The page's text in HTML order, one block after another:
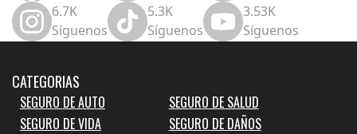
6.7K
Síguenos
5.3K
Síguenos
3.53K
Síguenos
CATEGORIAS
SEGURO DE AUTO
SEGURO DE SALUD
SEGURO DE VIDA
SEGURO DE DAÑOS